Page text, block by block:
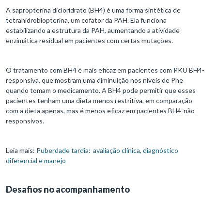
A sapropterina dicloridrato (BH4) é uma forma sintética de
tetrahidrobiopterina, um cofator da PAH. Ela funciona
estabilizando a estrutura da PAH, aumentando a atividade
enzimática residual em pacientes com certas mutações.
O tratamento com BH4 é mais eficaz em pacientes com PKU BH4-
responsiva, que mostram uma diminuição nos níveis de Phe
quando tomam o medicamento. A BH4 pode permitir que esses
pacientes tenham uma dieta menos restritiva, em comparação
com a dieta apenas, mas é menos eficaz em pacientes BH4-não
responsivos.
Leia mais: Puberdade tardia: avaliação clínica, diagnóstico
diferencial e manejo
Desafios no acompanhamento